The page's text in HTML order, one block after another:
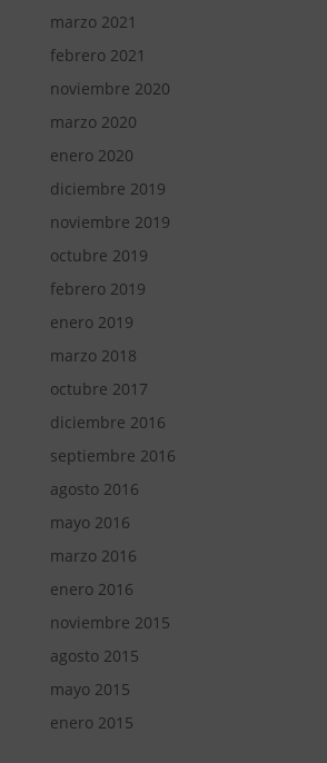
marzo 2021
febrero 2021
noviembre 2020
marzo 2020
enero 2020
diciembre 2019
noviembre 2019
octubre 2019
febrero 2019
enero 2019
marzo 2018
octubre 2017
diciembre 2016
septiembre 2016
agosto 2016
mayo 2016
marzo 2016
enero 2016
noviembre 2015
agosto 2015
mayo 2015
enero 2015